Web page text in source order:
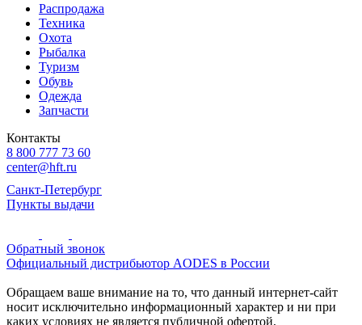
Распродажа
Техника
Охота
Рыбалка
Туризм
Обувь
Одежда
Запчасти
Контакты
8 800 777 73 60
center@hft.ru
Санкт-Петербург
Пункты выдачи
Обратный звонок
Официальный дистрибьютор AODES в России
Обращаем ваше внимание на то, что данный интернет-сайт
носит исключительно информационный характер и ни при
каких условиях не является публичной офертой,